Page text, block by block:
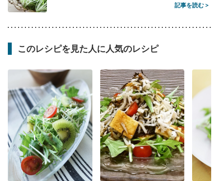
記事を読む >
このレシピを見た人に人気のレシピ